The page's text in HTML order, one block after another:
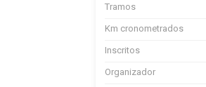
Tramos
Km cronometrados
Inscritos
Organizador